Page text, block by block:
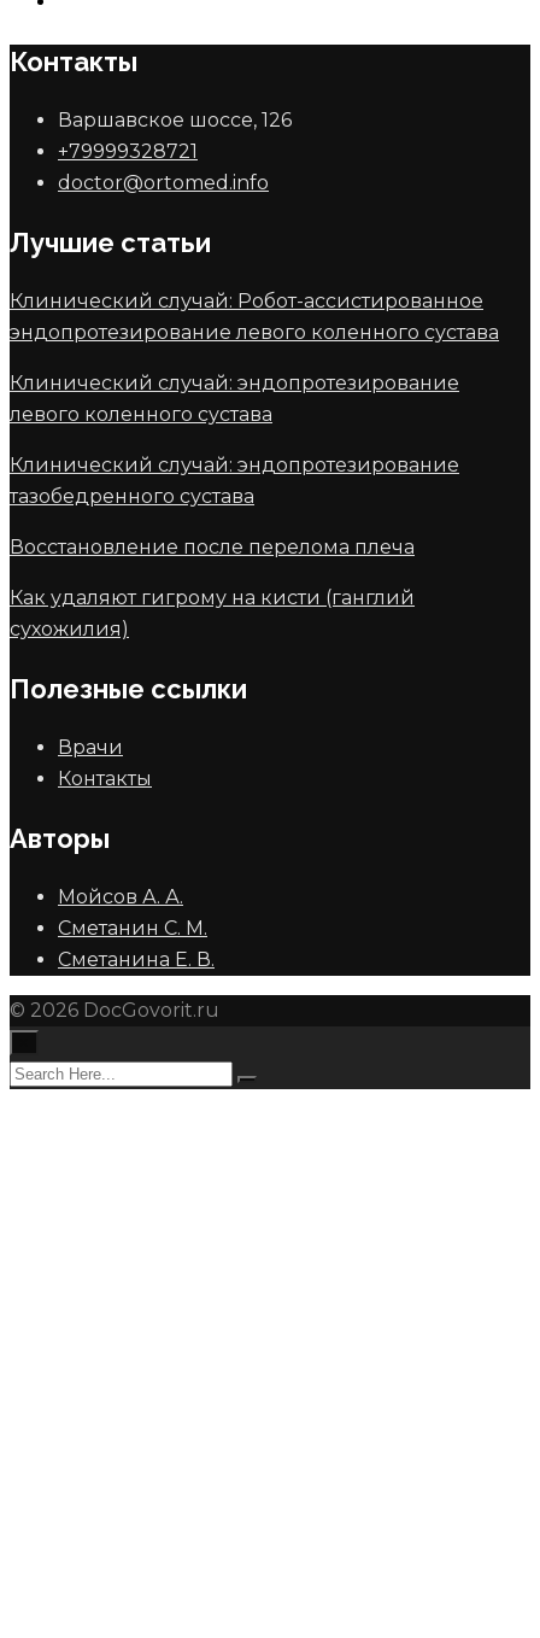
Контакты
Варшавское шоссе, 126
+79999328721
doctor@ortomed.info
Лучшие статьи
Клинический случай: Робот-ассистированное
эндопротезирование левого коленного сустава
Клинический случай: эндопротезирование
левого коленного сустава
Клинический случай: эндопротезирование
тазобедренного сустава
Восстановление после перелома плеча
Как удаляют гигрому на кисти (ганглий
сухожилия)
Полезные ссылки
Врачи
Контакты
Авторы
Мойсов А. А.
Сметанин С. М.
Сметанина Е. В.
© 2026 DocGovorit.ru